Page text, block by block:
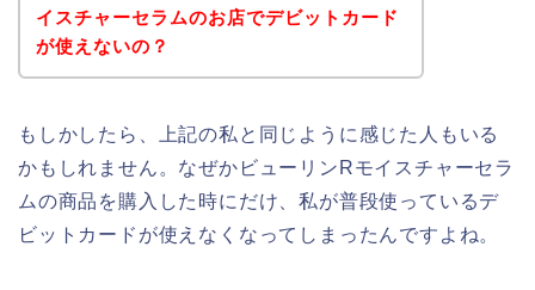
イスチャーセラムのお店でデビットカード
が使えないの？
もしかしたら、上記の私と同じように感じた人もいる
かもしれません。なぜかビューリンRモイスチャーセラ
ムの商品を購入した時にだけ、私が普段使っているデ
ビットカードが使えなくなってしまったんですよね。